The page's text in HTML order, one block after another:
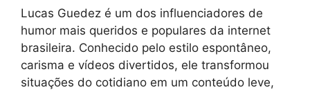
Lucas Guedez é um dos influenciadores de
humor mais queridos e populares da internet
brasileira. Conhecido pelo estilo espontâneo,
carisma e vídeos divertidos, ele transformou
situações do cotidiano em um conteúdo leve,